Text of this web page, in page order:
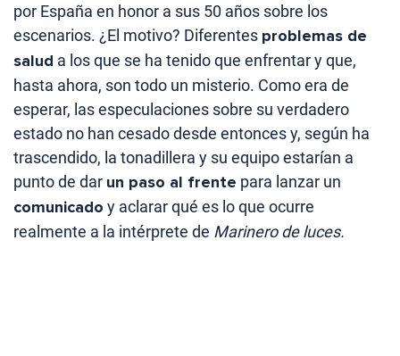
por España en honor a sus 50 años sobre los
escenarios. ¿El motivo? Diferentes problemas de
salud a los que se ha tenido que enfrentar y que,
hasta ahora, son todo un misterio. Como era de
esperar, las especulaciones sobre su verdadero
estado no han cesado desde entonces y, según ha
trascendido, la tonadillera y su equipo estarían a
punto de dar un paso al frente para lanzar un
comunicado y aclarar qué es lo que ocurre
realmente a la intérprete de Marinero de luces.